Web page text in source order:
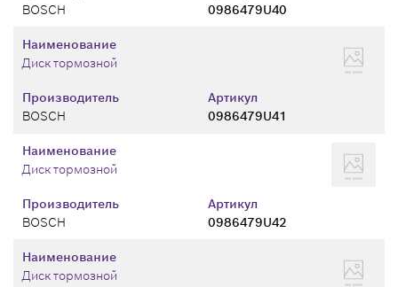
BOSCH
0986479U40
Производитель
BOSCH
Артикул
0986479U41
Наименование
Диск тормозной
Производитель
BOSCH
Артикул
0986479U42
Наименование
Диск тормозной
Наименование
Диск тормозной